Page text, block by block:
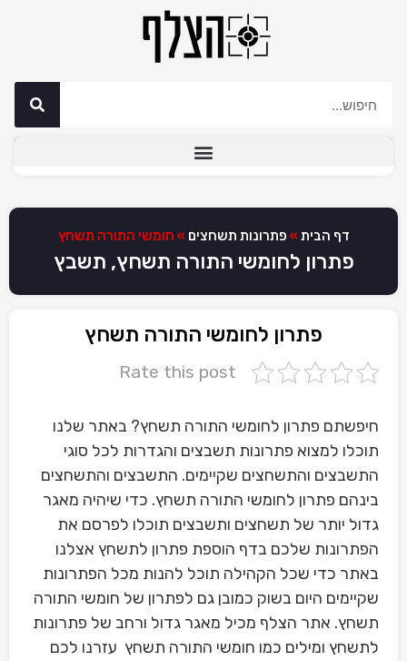
דף הבית » פתרונות תשחצים » חומשי התורה תשחץ
פתרון לחומשי התורה תשחץ, תשבץ
פתרון לחומשי התורה תשחץ
Rate this post
חיפשתם פתרון לחומשי התורה תשחץ? באתר שלנו
תוכלו למצוא פתרונות תשבצים והגדרות לכל סוגי
התשבצים והתשחצים שקיימים. התשבצים והתשחצים
בינהם פתרון לחומשי התורה תשחץ. כדי שיהיה מאגר
גדול יותר של תשחצים ותשבצים תוכלו לפרסם את
הפתרונות שלכם בדף הוספת פתרון לתשחץ אצלנו
באתר כדי שכל הקהילה תוכל להנות מכל הפתרונות
שקיימים היום בשוק כמובן גם לפתרון של חומשי התורה
תשחץ. אתר הצלף מכיל מאגר גדול ורחב של פתרונות
לתשחץ ומילים כמו חומשי התורה תשחץ עזרנו לכם